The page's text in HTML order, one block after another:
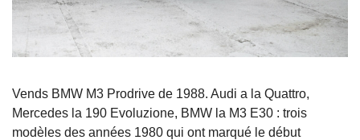
Vends BMW M3 Prodrive de 1988. Audi a la Quattro,
Mercedes la 190 Evoluzione, BMW la M3 E30 : trois
modèles des années 1980 qui ont marqué le début